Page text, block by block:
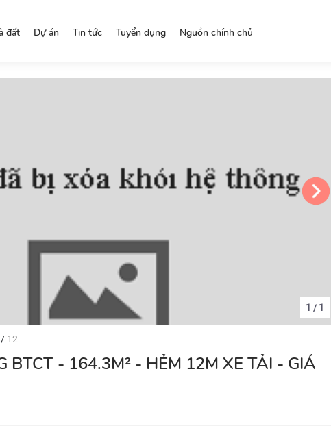
đất Dự án Tin tức Tuyển dụng Nguồn chính chủ
1 / 1
/ 12